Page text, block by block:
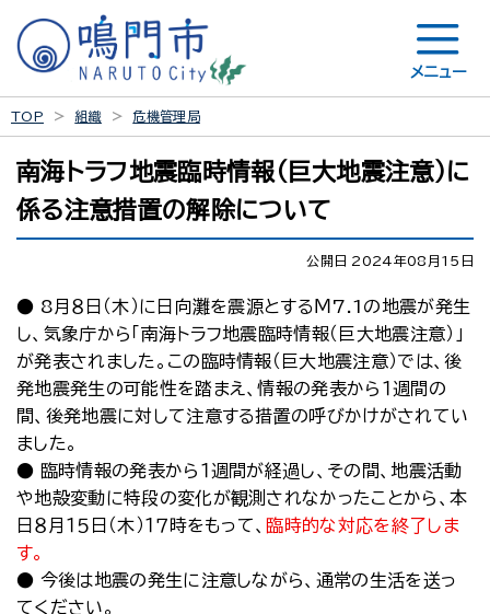
メニュー
TOP 組織 危機管理局
南海トラフ地震臨時情報（巨大地震注意）に
係る注意措置の解除について
公開日 2024年08月15日
● 8月８日（木）に日向灘を震源とするＭ7.1の地震が発生
し、気象庁から「南海トラフ地震臨時情報（巨大地震注意）」
が発表されました。この臨時情報（巨大地震注意）では、後
発地震発生の可能性を踏まえ、情報の発表から１週間の
間、後発地震に対して注意する措置の呼びかけがされてい
ました。
● 臨時情報の発表から１週間が経過し、その間、地震活動
や地殻変動に特段の変化が観測されなかったことから、本
日８月１５日（木）１７時をもって、 臨時的な対応を終了しま
す。
● 今後は地震の発生に注意しながら、通常の生活を送っ
てください。